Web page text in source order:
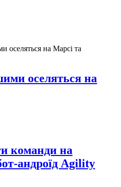
оселяться на
команди на
андроїд Agility